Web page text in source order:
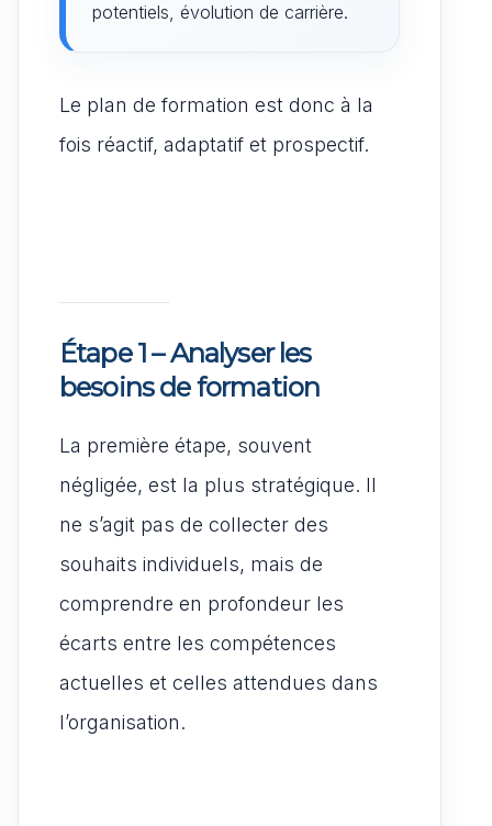
potentiels, évolution de carrière.
Le plan de formation est donc à la
fois réactif, adaptatif et prospectif.
Étape 1 – Analyser les
besoins de formation
La première étape, souvent
négligée, est la plus stratégique. Il
ne s’agit pas de collecter des
souhaits individuels, mais de
comprendre en profondeur les
écarts entre les compétences
actuelles et celles attendues dans
l’organisation.